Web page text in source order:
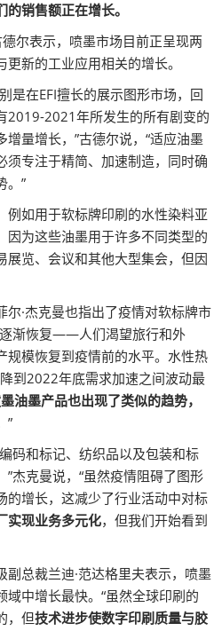
销售额正在增长。
尔表示，喷墨市场目前正呈现两
新的工业应用相关的增长。
是在EFI擅长的展示图形市场，回
2019-2021年所发生的所有剧变的
量增长，”古德尔说，“适应油墨
须专注于精简、加速制造，同时确
。”
例如用于软标牌印刷的水性染料亚
因为这些油墨用于许多不同类型的
览、会议和其他大型集会，但因
·杰克曼也指出了疫情对软标牌市
渐恢复——人们渴望旅行和外
规模恢复到疫情前的水平。水性热
到2022年底需求加速之间波动最
油墨产品也出现了类似的趋势，
”
码和标记、纺织品以及包装和标
杰克曼说，“虽然疫情阻碍了图形
的增长，这减少了行业活动中对标
实现业务多元化，但我们开始看到
总裁兰迪·范达格里夫表示，喷墨
中增长最快。“虽然全球印刷的
，但技术进步使数字印刷质量与胶